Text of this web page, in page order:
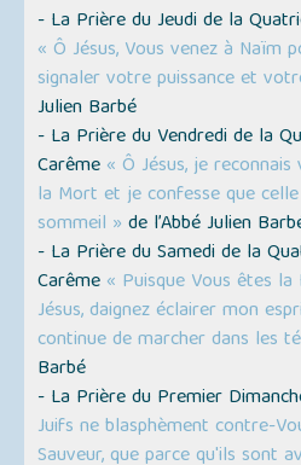
- La Prière du Jeudi de la
« Ô Jésus, Vous venez à Naïm
signaler votre puissance et
Julien Barbé
- La Prière du Vendredi de la
Carême « Ô Jésus, je
la Mort et je confesse que
sommeil » de l’Abbé Julien
- La Prière du Samedi de la
Carême « Puisque Vous êtes
Jésus, daignez éclairer mon
continue de marcher dans les
Barbé
- La Prière du Premier
Juifs ne blasphèment contre-
Sauveur, que parce qu'ils sont